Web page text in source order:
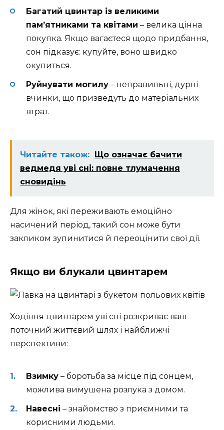
Багатий цвинтар із великими
пам’ятниками та квітами – велика цінна
покупка. Якщо вагаєтеся щодо придбання,
сон підказує: купуйте, воно швидко
окупиться.
Руйнувати могилу – неправильні, дурні
вчинки, що призведуть до матеріальних
втрат.
Читайте також: Що означає бачити
ведмедя уві сні: повне тлумачення
сновидінь
Для жінок, які переживають емоційно
насичений період, такий сон може бути
закликом зупинитися й переоцінити свої дії.
Якщо ви блукали цвинтарем
Ходіння цвинтарем уві сні розкриває ваш
поточний життєвий шлях і найближчі
перспективи:
Взимку – боротьба за місце під сонцем,
можлива вимушена розлука з домом.
Навесні – знайомство з приємними та
корисними людьми.